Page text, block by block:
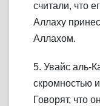
считали, что
Аллаху
Аллахом.
5. Увайс аль-
скромностью
Говорят, что